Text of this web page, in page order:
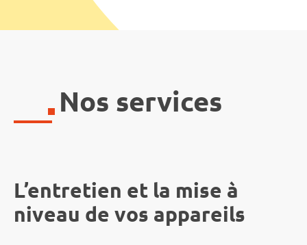
Nos services
L’entretien et la mise à
niveau de vos appareils